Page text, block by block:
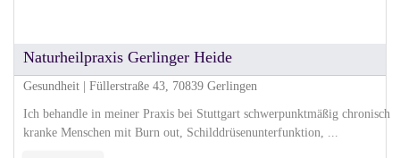
Naturheilpraxis Gerlinger Heide
Gesundheit | Füllerstraße 43, 70839 Gerlingen
Ich behandle in meiner Praxis bei Stuttgart schwerpunktmäßig chronisch
kranke Menschen mit Burn out, Schilddrüsenunterfunktion, ...